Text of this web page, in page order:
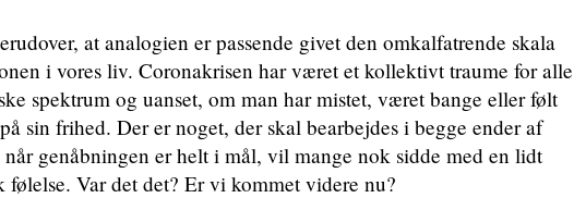
at analogien er passende givet den omkalfatrende skala
i vores liv. Coronakrisen har været et kollektivt traume for alle
spektrum og uanset, om man har mistet, været bange eller følt
sin frihed. Der er noget, der skal bearbejdes i begge ender af
når genåbningen er helt i mål, vil mange nok sidde med en lidt
følelse. Var det det? Er vi kommet videre nu?